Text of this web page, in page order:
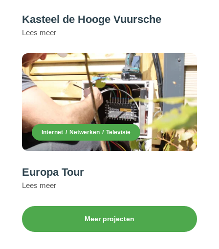
Kasteel de Hooge Vuursche
Lees meer
Europa Tour
Internet Netwerken Televisie
Lees meer
Meer projecten